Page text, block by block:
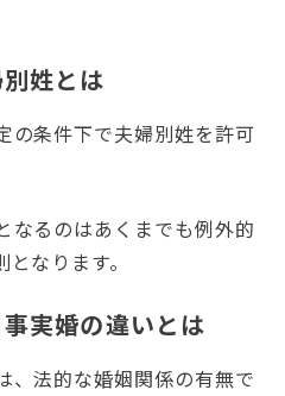
姓とは
の条件下で夫婦別姓を許可
なるのはあくまでも例外的
なります。
事実婚の違いとは
、法的な婚姻関係の有無で